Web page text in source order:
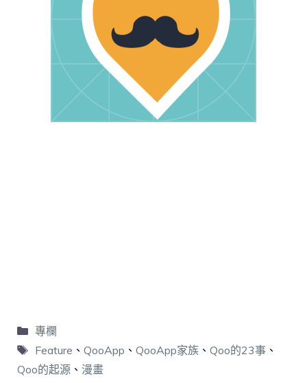
專欄
Feature 、 QooApp 、 QooApp家族、 Qoo的23事、
Qoo的起源 、 漫畫